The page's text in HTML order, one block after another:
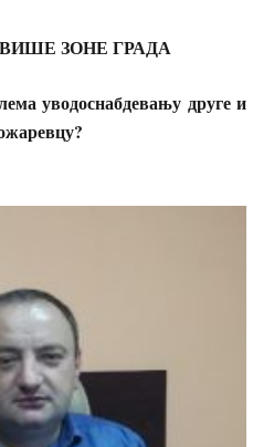
ЗОНЕ ГРАДА
уводоснабдевању друге и